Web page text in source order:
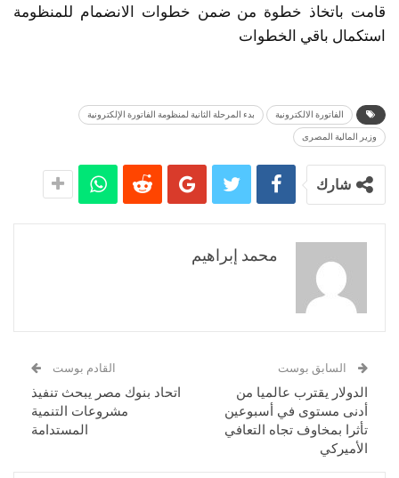
قامت باتخاذ خطوة من ضمن خطوات الانضمام للمنظومة
استكمال باقي الخطوات
الفاتورة الالكترونية بدء المرحلة الثانية لمنظومة الفاتورة الإلكترونية
وزير المالية المصرى
شارك
محمد إبراهيم
السابق بوست
الدولار يقترب عالميا من
أدنى مستوى في أسبوعين
تأثرا بمخاوف تجاه التعافي
الأميركي
القادم بوست
اتحاد بنوك مصر يبحث تنفيذ
مشروعات التنمية
المستدامة